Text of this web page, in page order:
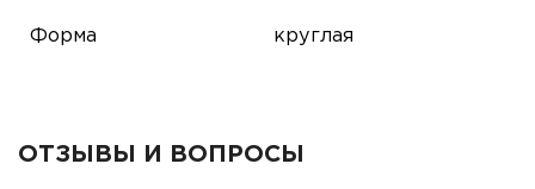
Форма круглая
ОТЗЫВЫ И ВОПРОСЫ